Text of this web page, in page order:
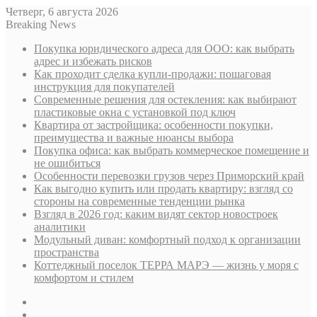
Четверг, 6 августа 2026
Breaking News
Покупка юридического адреса для ООО: как выбрать
адрес и избежать рисков
Как проходит сделка купли-продажи: пошаговая
инструкция для покупателей
Современные решения для остекления: как выбирают
пластиковые окна с установкой под ключ
Квартира от застройщика: особенности покупки,
преимущества и важные нюансы выбора
Покупка офиса: как выбрать коммерческое помещение и
не ошибиться
Особенности перевозки грузов через Приморский край
Как выгодно купить или продать квартиру: взгляд со
стороны на современные тенденции рынка
Взгляд в 2026 год: каким видят сектор новостроек
аналитики
Модульный диван: комфортный подход к организации
пространства
Коттеджный поселок ТЕРРА МАРЭ — жизнь у моря с
комфортом и стилем